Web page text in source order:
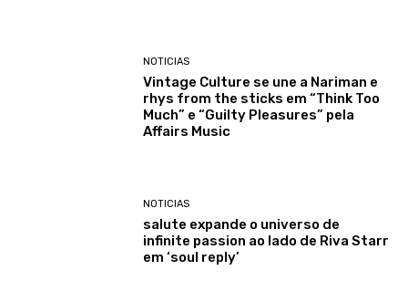
NOTICIAS
Vintage Culture se une a Nariman e
rhys from the sticks em “Think Too
Much” e “Guilty Pleasures” pela
Affairs Music
NOTICIAS
salute expande o universo de
infinite passion ao lado de Riva Starr
em ‘soul reply’